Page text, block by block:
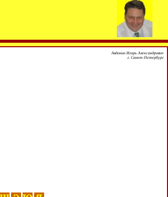
Авдонин Игорь Александрович
г. Санкт-Петербург